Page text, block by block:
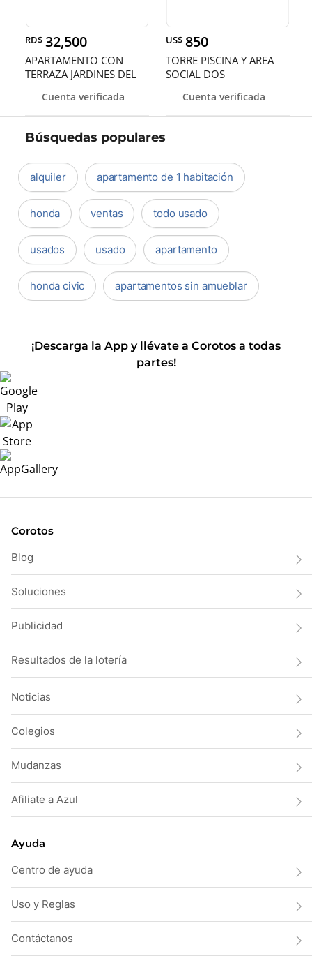
RD$ 32,500
APARTAMENTO CON
TERRAZA JARDINES DEL
Cuenta verificada
US$ 850
TORRE PISCINA Y AREA
SOCIAL DOS
Cuenta verificada
Búsquedas populares
alquiler apartamento de 1 habitación
honda ventas todo usado
usados usado apartamento
honda civic apartamentos sin amueblar
¡Descarga la App y llévate a Corotos a todas
partes!
Corotos
Blog
Soluciones
Publicidad
Resultados de la lotería
Noticias
Colegios
Mudanzas
Afiliate a Azul
Ayuda
Centro de ayuda
Uso y Reglas
Contáctanos